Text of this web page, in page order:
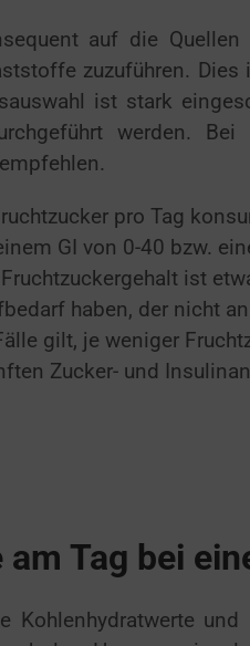
auf die
zuzuführen.
ist stark
werden.
pro Tag
GI von 0-40 bzw.
ist
haben, der nicht
gilt, je weniger
Zucker- und
Tag bei
Kohlenhydratwerte